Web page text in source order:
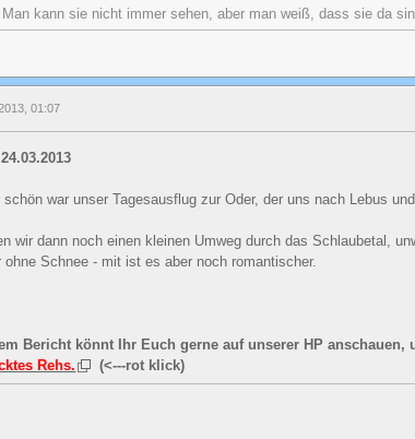
kann sie nicht immer sehen, aber man weiß, dass sie da
01:07
war unser Tagesausflug zur Oder, der uns nach Lebus
wir dann noch einen kleinen Umweg durch das Schlaubetal,
Schnee - mit ist es aber noch romantischer.
Bericht könnt Ihr Euch gerne auf unserer HP anschauen,
Rehs.
(<---rot klick)